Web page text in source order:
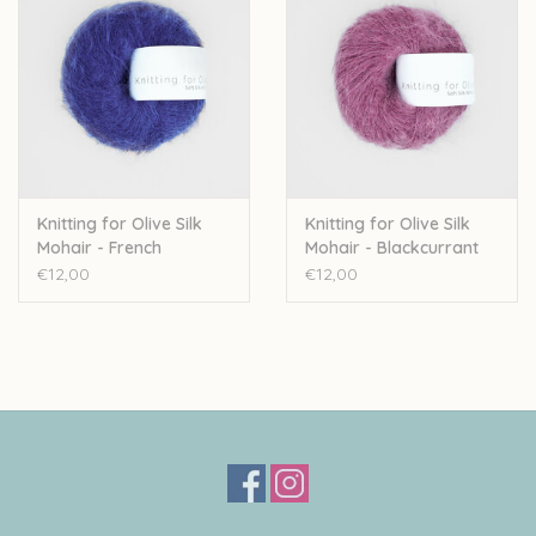
Knitting for Olive Silk
Mohair - French
Anemone
€12,00
Knitting for Olive Silk
Mohair - Blackcurrant
Ice Cream
€12,00